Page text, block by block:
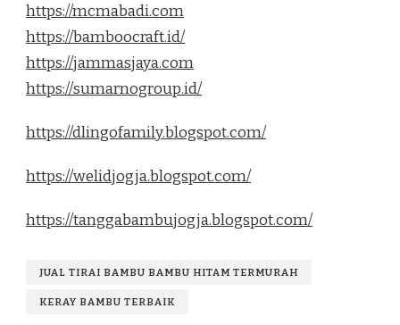
https://mcmabadi.com
https://bamboocraft.id/
https://jammasjaya.com
https://sumarnogroup.id/
https://dlingofamily.blogspot.com/
https://welidjogja.blogspot.com/
https://tanggabambujogja.blogspot.com/
JUAL TIRAI BAMBU BAMBU HITAM TERMURAH
KERAY BAMBU TERBAIK